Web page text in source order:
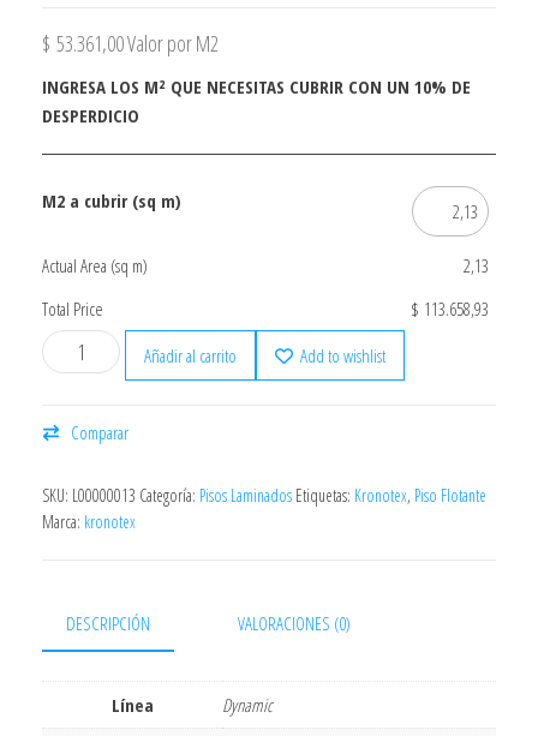
$ 53.361,00Valor por M2
INGRESA LOS M² QUE NECESITAS CUBRIR CON UN 10% DE
DESPERDICIO
M2 a cubrir (sq m)
Actual Area (sq m)
2,13
Total Price
$ 113.658,93
Añadir al carrito
Add to wishlist
Comparar
SKU: L00000013 Categoría: Pisos Laminados Etiquetas: Kronotex, Piso Flotante
Marca: kronotex
DESCRIPCIÓN VALORACIONES (0)
Línea
Dynamic